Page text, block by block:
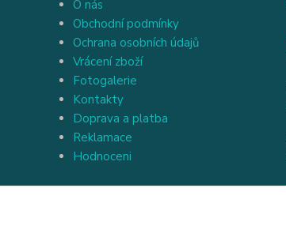
O nás
Obchodní podmínky
Ochrana osobních údajů
Vrácení zboží
Fotogalerie
Kontakty
Doprava a platba
Reklamace
Hodnoceni